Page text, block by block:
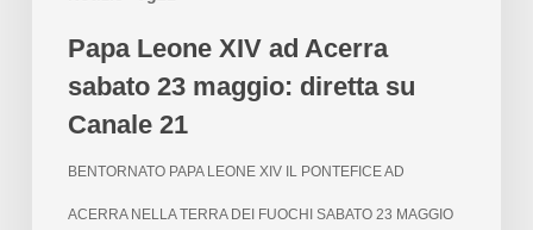
Papa Leone XIV ad Acerra
sabato 23 maggio: diretta su
Canale 21
BENTORNATO PAPA LEONE XIV IL PONTEFICE AD
ACERRA NELLA TERRA DEI FUOCHI SABATO 23 MAGGIO